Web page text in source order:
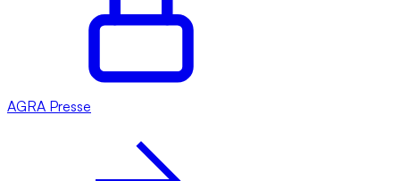
AGRA Presse